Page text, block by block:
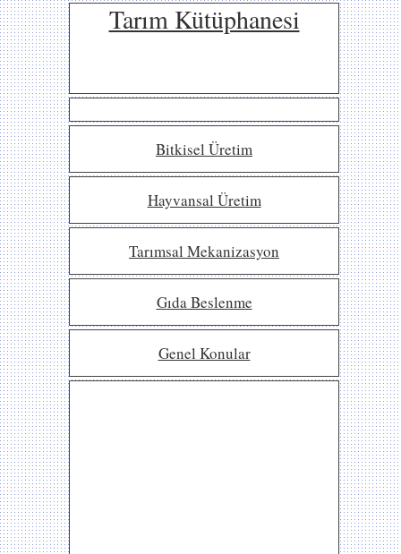
Tarım Kütüphanesi
Bitkisel Üretim
Hayvansal Üretim
Tarımsal Mekanizasyon
Gıda Beslenme
Genel Konular